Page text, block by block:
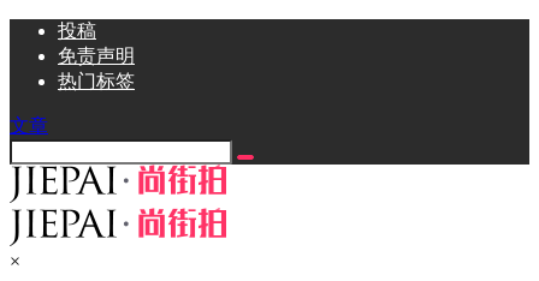
投稿
免责声明
热门标签
文章
×